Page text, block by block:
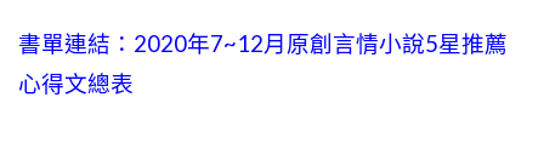
書單連結：2020年7~12月原創言情小說5星推薦
心得文總表